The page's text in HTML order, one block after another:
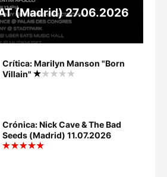
(Madrid) 27.06.2026
Crítica: Marilyn Manson "Born
Villain"
Crónica: Nick Cave & The Bad
Seeds (Madrid) 11.07.2026